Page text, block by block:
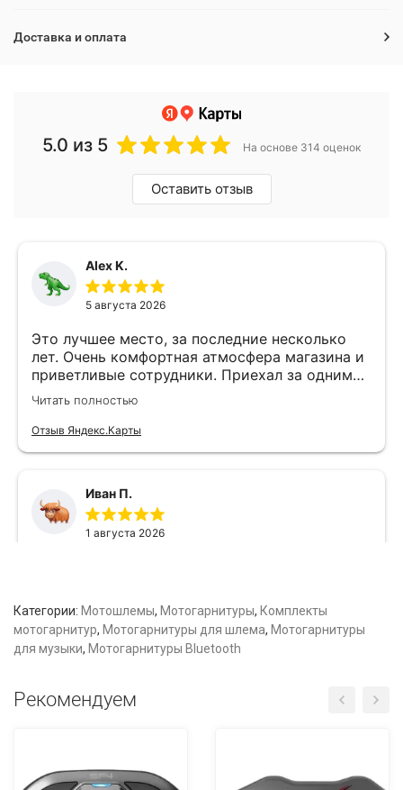
Доставка и оплата
Категории: Мотошлемы, Мотогарнитуры, Комплекты
мотогарнитур, Мотогарнитуры для шлема, Мотогарнитуры
для музыки, Мотогарнитуры Bluetooth
Рекомендуем